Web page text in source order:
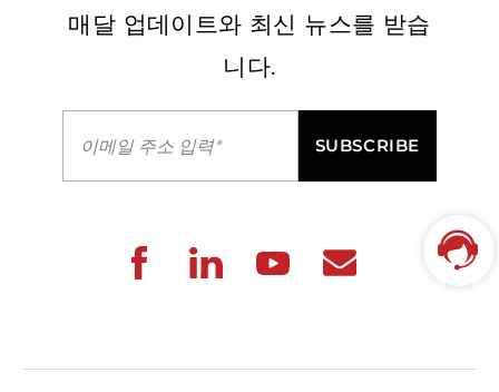
매달 업데이트와 최신 뉴스를 받습
니다.